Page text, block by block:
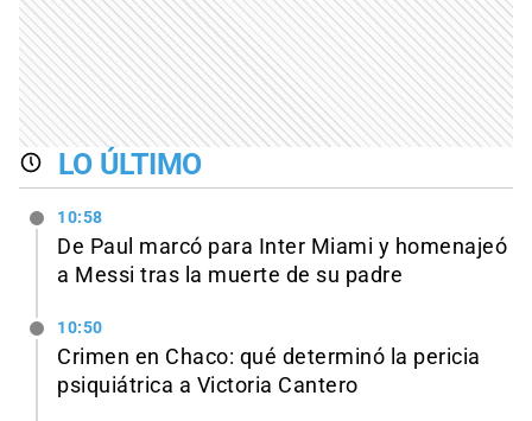
LO ÚLTIMO
10:58
De Paul marcó para Inter Miami y homenajeó
a Messi tras la muerte de su padre
10:50
Crimen en Chaco: qué determinó la pericia
psiquiátrica a Victoria Cantero